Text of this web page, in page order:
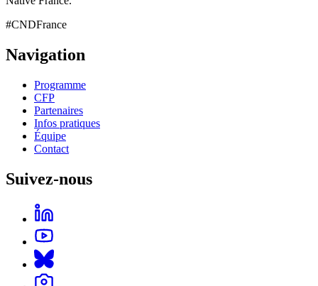
#CNDFrance
Navigation
Programme
CFP
Partenaires
Infos pratiques
Équipe
Contact
Suivez-nous